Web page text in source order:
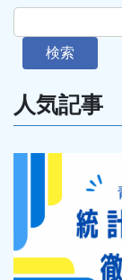
検索
人気記事